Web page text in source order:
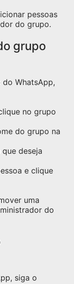
pessoas
do grupo.
grupo
WhatsApp,
no grupo
do grupo na
deseja
e clique
uma
do
siga o